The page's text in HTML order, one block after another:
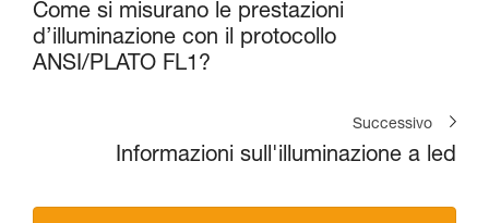
Come si misurano le prestazioni
d’illuminazione con il protocollo
ANSI/PLATO FL1?
Successivo
Informazioni sull'illuminazione a led